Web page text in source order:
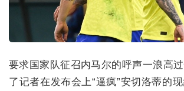
要求国家队征召内马尔的呼声一浪高
了记者在发布会上“逼疯”安切洛蒂的